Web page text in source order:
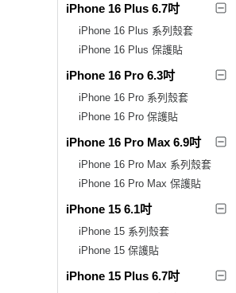
iPhone 16 Plus 6.7吋
iPhone 16 Plus 系列殼套
iPhone 16 Plus 保護貼
iPhone 16 Pro 6.3吋
iPhone 16 Pro 系列殼套
iPhone 16 Pro 保護貼
iPhone 16 Pro Max 6.9吋
iPhone 16 Pro Max 系列殼套
iPhone 16 Pro Max 保護貼
iPhone 15 6.1吋
iPhone 15 系列殼套
iPhone 15 保護貼
iPhone 15 Plus 6.7吋